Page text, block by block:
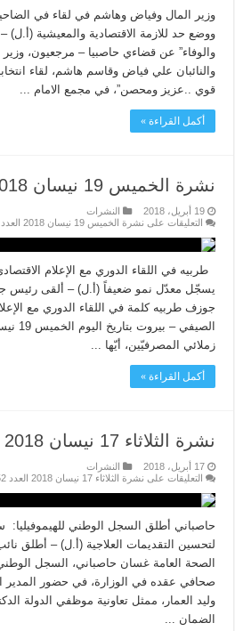
وزير المال وفياض وهاشم في لقاء في
ووضع حد للازمة الاقتصادية والمعيشية (أ.ل)
والوفاء” عن قضاءي حاصبيا – مرجعيون،
والنائبان علي فياض وقاسم هاشم، لقاء
قوي ..عزيز ومحصن”، في مجمع الامام ...
أكمل القراءة »
نشرة الخميس 19 نيسان 2018 العدد 5554
19 أبريل، 2018
النشرات
التعليقات على نشرة الخميس 19 نيسان 2018 العدد 5554 مغلقة
طربيه في اللقاء الدوري مع الإعلام
يسجّل معدّل نمو ضعيفاً (أ.ل) – ألقى رئيس
جوزف طربيه كلمة في اللقاء الدوري مع
زملائي المصرفيّين، أيّها ...
أكمل القراءة »
نشرة الثلاثاء 17 نيسان 2018 العدد 5552
17 أبريل، 2018
النشرات
التعليقات على نشرة الثلاثاء 17 نيسان 2018 العدد 5552 مغلقة
حاصباني أطلق السجل الوطني للهيموفيليا:
لتحسين التقديمات العلاجية (أ.ل) – أطلق
الصحة العامة غسان حاصباني، السجل الوطني
صحافي عقده في الوزارة، في حضور المدير
وليد العمار، ممثل تعاونية موظفي الدولة
الضمان ...